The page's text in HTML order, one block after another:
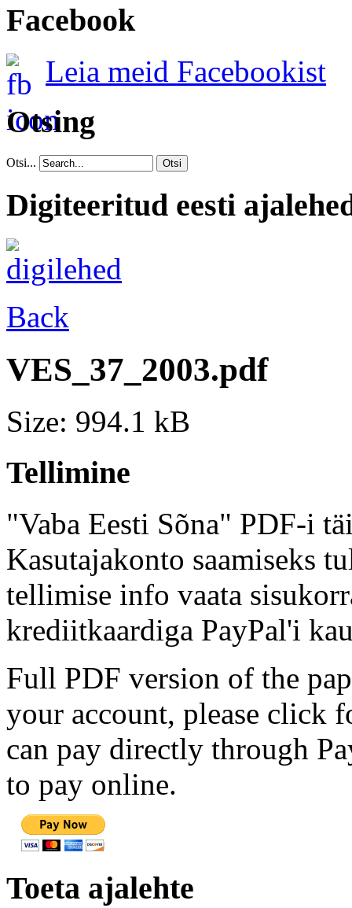
Facebook
Leia meid Facebookist
Otsing
Otsi... Otsi
Digiteeritud eesti
Back
VES_37_2003.pdf
Size: 994.1 kB
Tellimine
"Vaba Eesti Sõna" PDF-i
Kasutajakonto saamiseks
tellimise info vaata
krediitkaardiga PayPal'i
Full PDF version of the
your account, please click
can pay directly through
to pay online.
Toeta ajalehte